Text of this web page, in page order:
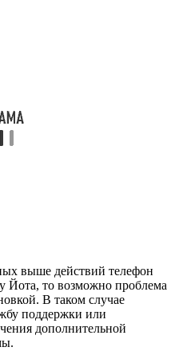
выше действий телефон
Йота, то возможно проблема
В таком случае
поддержки или
дополнительной